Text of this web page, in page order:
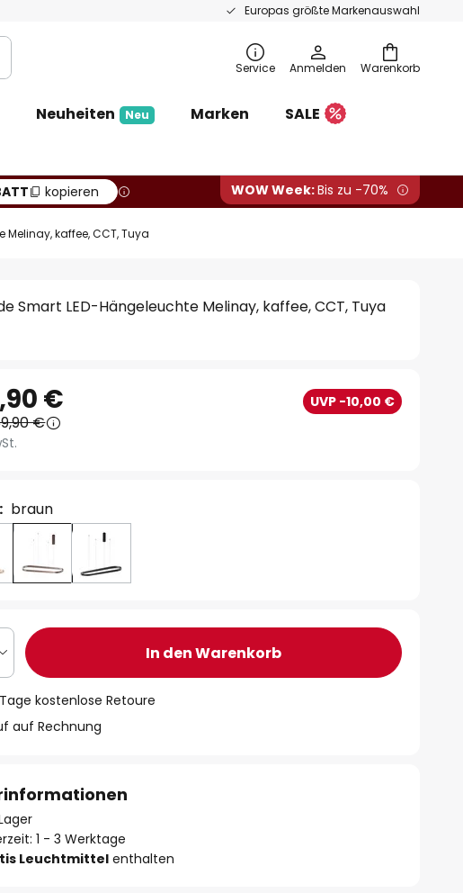
Europas größte Markenauswahl
Warenkorb
Service Anmelden
Neuheiten Neu Marken
SALE
kopieren WOW Week:Bis zu -70%
kaffee, CCT, Tuya
Smart LED-Hängeleuchte Melinay, kaffee, CCT, Tuya
€ UVP -10,00 €
€
braun
In den Warenkorb
kostenlose Retoure
auf Rechnung
1 - 3 Werktage
Leuchtmittelenthalten